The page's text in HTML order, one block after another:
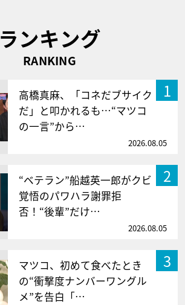
ランキング
RANKING
1
高橋真麻、「コネだブサイク
だ」と叩かれるも…“マツコ
の一言”から…
2026.08.05
2
“ベテラン”船越英一郎がクビ
覚悟のパワハラ謝罪拒
否！“後輩”だけ…
2026.08.05
3
マツコ、初めて食べたとき
の“衝撃度ナンバーワングル
メ”を告白「…